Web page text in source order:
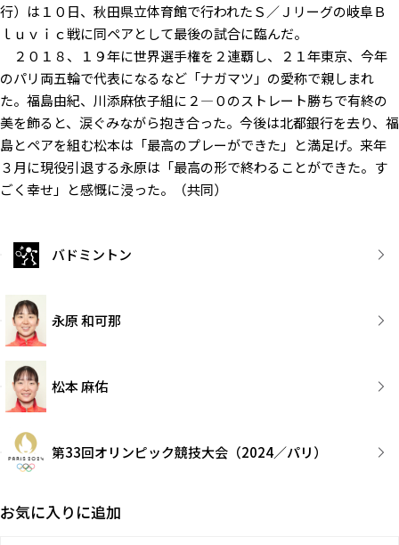
行）は１０日、秋田県立体育館で行われたＳ／Ｊリーグの岐阜Ｂ
ｌｕｖｉｃ戦に同ペアとして最後の試合に臨んだ。
２０１８、１９年に世界選手権を２連覇し、２１年東京、今年
のパリ両五輪で代表になるなど「ナガマツ」の愛称で親しまれ
た。福島由紀、川添麻依子組に２―０のストレート勝ちで有終の
美を飾ると、涙ぐみながら抱き合った。今後は北都銀行を去り、福
島とペアを組む松本は「最高のプレーができた」と満足げ。来年
３月に現役引退する永原は「最高の形で終わることができた。す
ごく幸せ」と感慨に浸った。（共同）
バドミントン
永原 和可那
松本 麻佑
第33回オリンピック競技大会（2024／パリ）
お気に入りに追加